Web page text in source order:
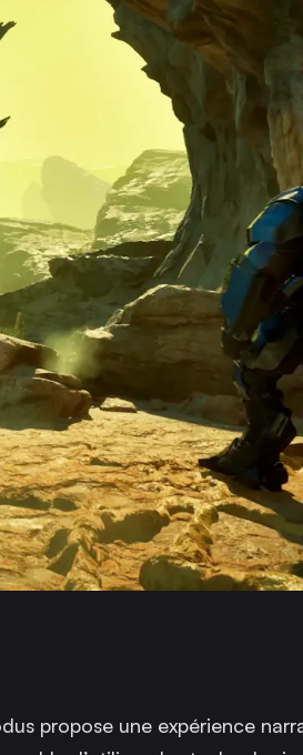
propose une expérience